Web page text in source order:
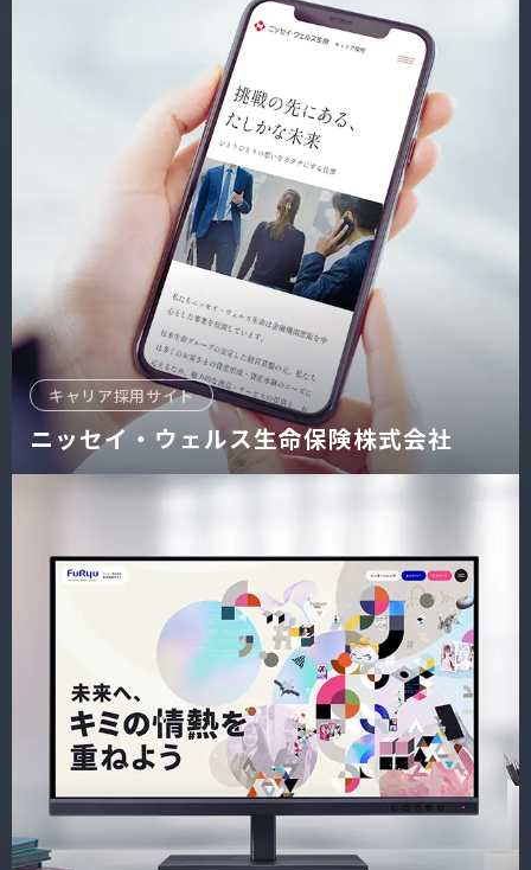
キャリア採用サイト
ニッセイ・ウェルス生命保険株式会社